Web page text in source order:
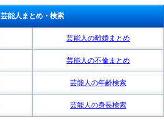
芸能人まとめ・検索
芸能人の離婚まとめ
芸能人の不倫まとめ
芸能人の年齢検索
芸能人の身長検索